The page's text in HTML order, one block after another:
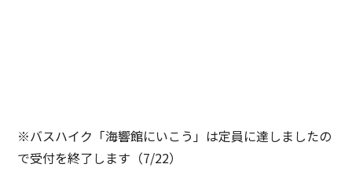
※バスハイク「海響館にいこう」は定員に達しましたの
で受付を終了します（7/22）